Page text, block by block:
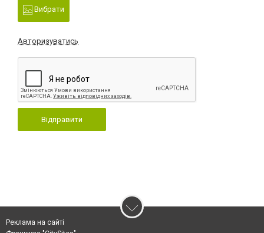
Вибрати
Авторизуватись
Відправити
Реклама на сайті